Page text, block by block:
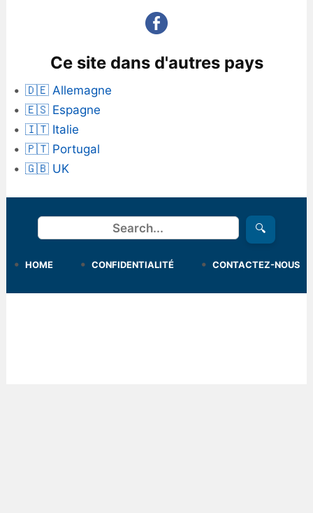
Ce site dans d'autres pays
🇩🇪 Allemagne
🇪🇸 Espagne
🇮🇹 Italie
🇵🇹 Portugal
🇬🇧 UK
Rechercher 🔍
HOME CONFIDENTIALITÉ CONTACTEZ-NOUS